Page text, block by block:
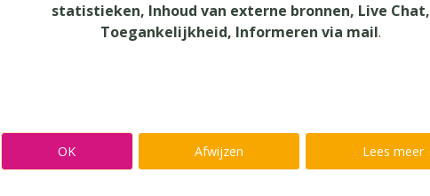
Uitgeverij
statistieken, Inhoud van externe bronnen, Live Chat,
Toegankelijkheid, Informeren via mail.
OK Afwijzen Lees meer